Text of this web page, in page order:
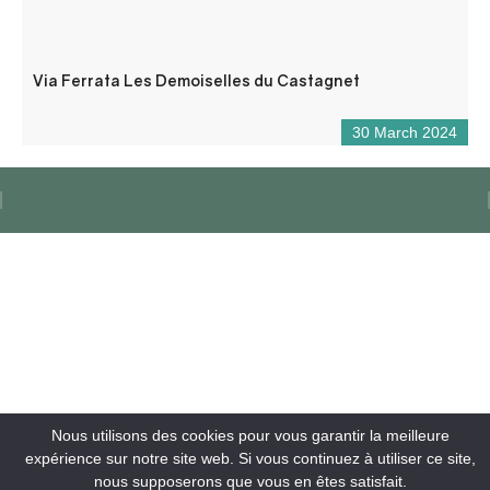
Via Ferrata Les Demoiselles du Castagnet
30 March 2024
Nous utilisons des cookies pour vous garantir la meilleure
expérience sur notre site web. Si vous continuez à utiliser ce site,
nous supposerons que vous en êtes satisfait.